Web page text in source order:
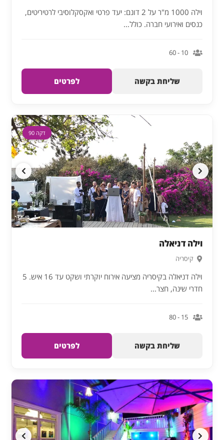
וילה 1000 מ"ר על 2 דונם: יעד פרטי ואקסקלוסיבי לרטיריטים,
כנסים ואירועי חברה. כולל...
10 - 60
שליחת בקשה לפרטים
דקה 90
וילה דניאלה
קיסריה
וילה דניאלה בקיסריה מציעה אירוח יוקרתי ושקט עד 16 איש. 5
חדרי שינה, חצר...
15 - 80
שליחת בקשה לפרטים